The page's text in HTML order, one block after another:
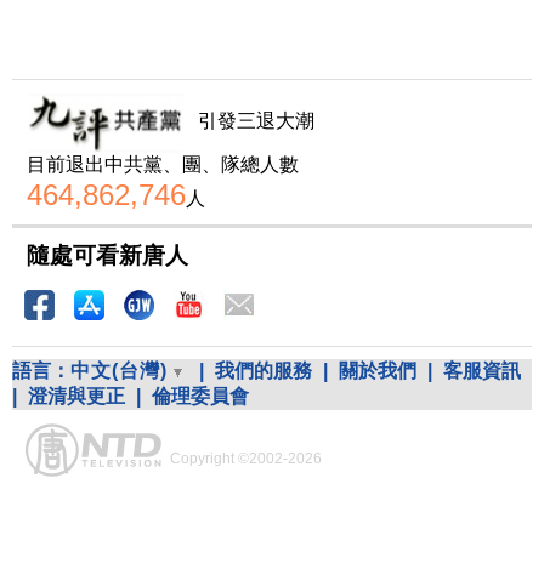
引發三退大潮
目前退出中共黨、團、隊總人數
464,862,746人
隨處可看新唐人
語言： 中文(台灣) 我們的服務 關於我們
客服資訊
澄清與更正 倫理委員會
Copyright ©2002-2026